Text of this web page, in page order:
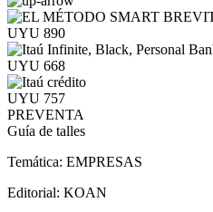
UYU 890
UYU 668
UYU 757
PREVENTA
Guía de talles
Temática: EMPRESAS
Editorial: KOAN